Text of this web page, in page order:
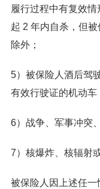
履行过程中有复效
起 2 年内自杀，但
除外；
5）被保险人酒后驾
有效行驶证的机动车
6）战争、军事冲突
7）核爆炸、核辐射
被保险人因上述任一